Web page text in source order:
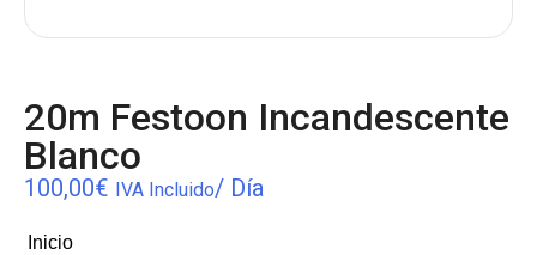
20m Festoon Incandescente
Blanco
100,00€ IVA Incluido/ Día
Inicio